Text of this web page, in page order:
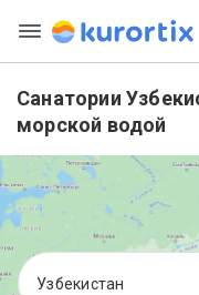
Санатории
морской водой
Узбекистан